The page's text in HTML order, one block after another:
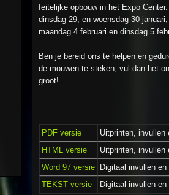
feitelijke opbouw in het Expo
dinsdag 29, en woensdag 30
maandag 4 februari en dinsdag 5
Ben je bereid ons te helpen en
de mouwen te steken, vul dan het
groot!
PDF versie
Uitprinten, invullen
HTML versie
Uitprinten, invullen
Word 97 versie
Digitaal invullen en
TEKST versie
Digitaal invullen en